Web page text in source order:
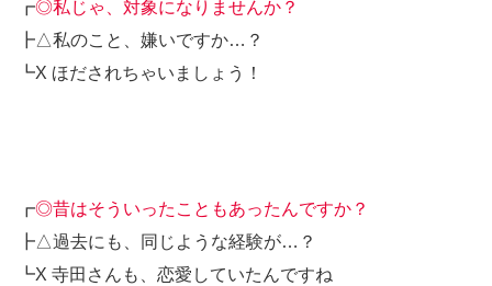
┏◎私じゃ、対象になりませんか？
┣△私のこと、嫌いですか…？
┗X ほだされちゃいましょう！
┏◎昔はそういったこともあったんですか？
┣△過去にも、同じような経験が…？
┗X 寺田さんも、恋愛していたんですね